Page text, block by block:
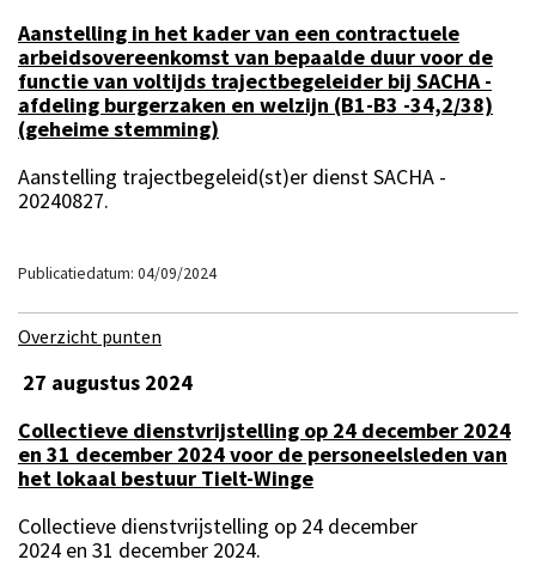
Aanstelling in het kader van een contractuele
arbeidsovereenkomst van bepaalde duur voor de
functie van voltijds trajectbegeleider bij SACHA -
afdeling burgerzaken en welzijn (B1-B3 -34,2/38)
(geheime stemming)
Aanstelling trajectbegeleid(st)er dienst SACHA -
20240827.
Publicatiedatum: 04/09/2024
Overzicht punten
27 augustus 2024
Collectieve dienstvrijstelling op 24 december 2024
en 31 december 2024 voor de personeelsleden van
het lokaal bestuur Tielt-Winge
Collectieve dienstvrijstelling op 24 december
2024 en 31 december 2024.